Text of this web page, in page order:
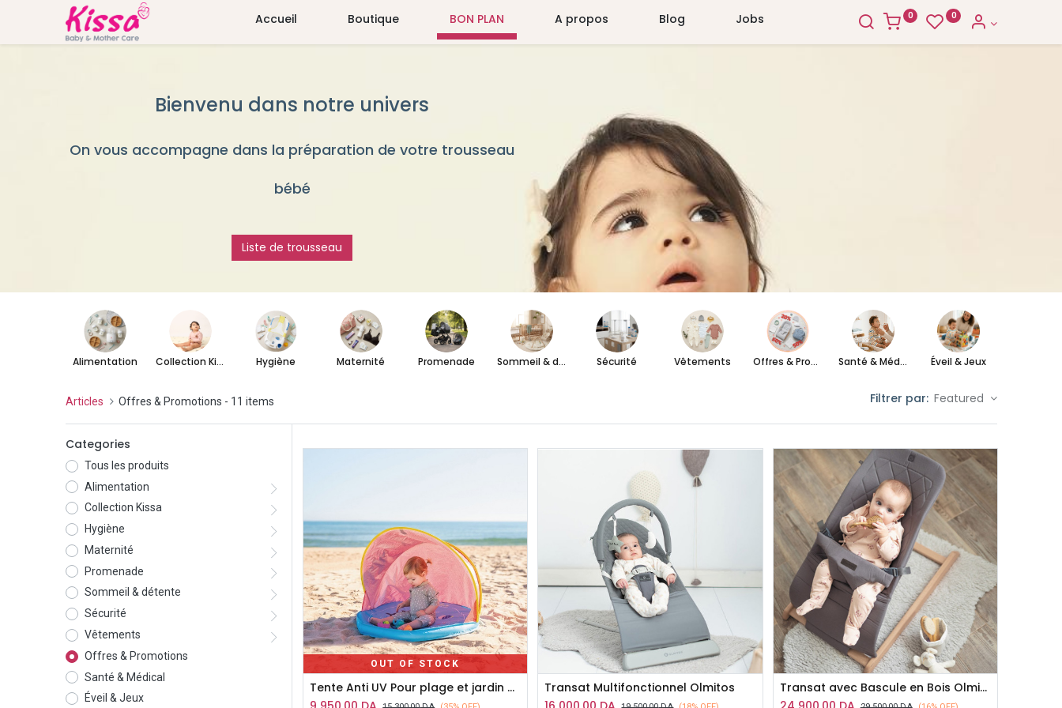
Accueil Boutique BON PLAN A propos Blog Jobs 0 0
Bienvenu dans notre univers
On vous accompagne dans la préparation de votre trousseau
bébé
Liste de trousseau
Alimentation Collection Kissa Hygiène Maternité Promenade Sommeil & détente Sécurité Vêtements Offres & Promotions Santé & Médical Éveil & Jeux
Articles Offres & Promotions - 11 items Filtrer par: Featured
Categories
Tous les produits
Alimentation
Collection Kissa
Hygiène
Maternité
Promenade
Sommeil & détente
Sécurité
Vêtements
Offres & Promotions
Santé & Médical
Éveil & Jeux
OUT OF STOCK
Tente Anti UV Pour plage et jardin OLMITOS
Transat Multifonctionnel Olmitos
Transat avec Bascule en Bois Olmitos